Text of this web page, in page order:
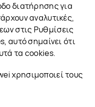
διατήρησης για
αναλυτικές,
στις Ρυθμίσεις
αυτό σημαίνει ότι
τα cookies.
χρησιμοποιεί τους